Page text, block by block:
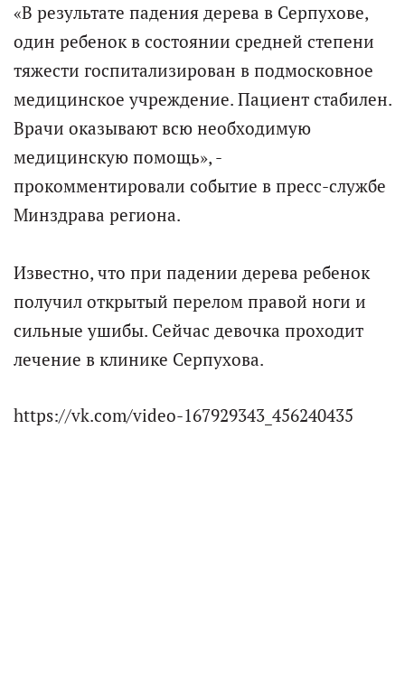
«В результате падения дерева в Серпухове,
один ребенок в состоянии средней степени
тяжести госпитализирован в подмосковное
медицинское учреждение. Пациент стабилен.
Врачи оказывают всю необходимую
медицинскую помощь», -
прокомментировали событие в пресс-службе
Минздрава региона.
Известно, что при падении дерева ребенок
получил открытый перелом правой ноги и
сильные ушибы. Сейчас девочка проходит
лечение в клинике Серпухова.
https://vk.com/video-167929343_456240435